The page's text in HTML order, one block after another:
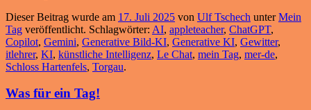
Dieser Beitrag wurde am 17. Juli 2025 von Ulf Tschech unterMein
Tag veröffentlicht. Schlagwörter: AI, appleteacher, ChatGPT,
Copilot, Gemini, Generative Bild-KI, Generative KI, Gewitter,
itlehrer, KI, künstliche Intelligenz, Le Chat, mein Tag, mer-de,
Schloss Hartenfels, Torgau.
Was für ein Tag!